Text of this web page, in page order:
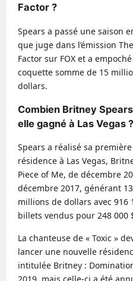
Factor ?
Spears a passé une saison
que juge dans l’émission
Factor sur FOX et a
coquette somme de 15
dollars.
Combien Britney
elle gagné à Las Vegas ?
Spears a réalisé sa première
résidence à Las Vegas,
Piece of Me, de décembre
décembre 2017, générant
millions de dollars avec 916
billets vendus pour 248 000
La chanteuse de « Toxic »
lancer une nouvelle
intitulée Britney :